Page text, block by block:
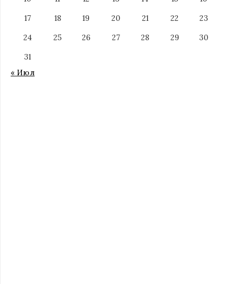
17
18 19 20 21 22
23
24
25 26 27 28 29
30
31
« Июл